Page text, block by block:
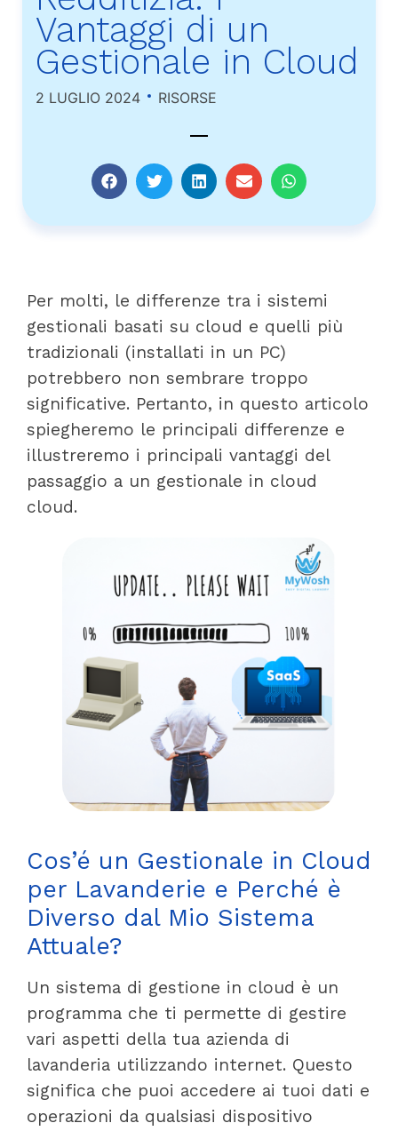
Vantaggi di un
Gestionale in Cloud
2 LUGLIO 2024 RISORSE
Per molti, le differenze tra i sistemi
gestionali basati su cloud e quelli più
tradizionali (installati in un PC)
potrebbero non sembrare troppo
significative. Pertanto, in questo articolo
spiegheremo le principali differenze e
illustreremo i principali vantaggi del
passaggio a un gestionale in cloud
cloud.
Cos’é un Gestionale in Cloud
per Lavanderie e Perché è
Diverso dal Mio Sistema
Attuale?
Un sistema di gestione in cloud è un
programma che ti permette di gestire
vari aspetti della tua azienda di
lavanderia utilizzando internet. Questo
significa che puoi accedere ai tuoi dati e
operazioni da qualsiasi dispositivo